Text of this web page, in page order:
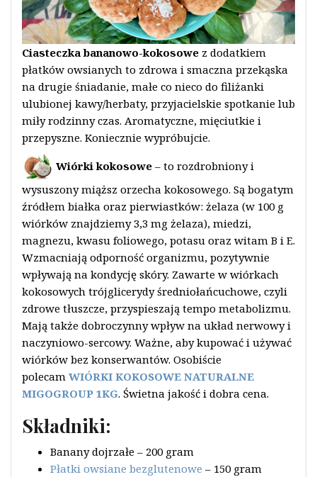
Ciasteczka bananowo-kokosowe z dodatkiem
płatków owsianych to zdrowa i smaczna przekąska
na drugie śniadanie, małe co nieco do filiżanki
ulubionej kawy/herbaty, przyjacielskie spotkanie lub
miły rodzinny czas. Aromatyczne, mięciutkie i
przepyszne. Koniecznie wypróbujcie.
Wiórki kokosowe – to rozdrobniony i
wysuszony miąższ orzecha kokosowego. Są bogatym
źródłem białka oraz pierwiastków: żelaza (w 100 g
wiórków znajdziemy 3,3 mg żelaza), miedzi,
magnezu, kwasu foliowego, potasu oraz witam B i E.
Wzmacniają odporność organizmu, pozytywnie
wpływają na kondycję skóry. Zawarte w wiórkach
kokosowych trójglicerydy średniołańcuchowe, czyli
zdrowe tłuszcze, przyspieszają tempo metabolizmu.
Mają także dobroczynny wpływ na układ nerwowy i
naczyniowo-sercowy. Ważne, aby kupować i używać
wiórków bez konserwantów. Osobiście
polecam WIÓRKI KOKOSOWE NATURALNE
MIGOGROUP 1KG. Świetna jakość i dobra cena.
Składniki:
Banany dojrzałe – 200 gram
Płatki owsiane bezglutenowe – 150 gram